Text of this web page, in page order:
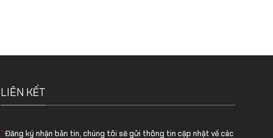
LIÊN KẾT
*Đăng ký nhận bản tin, chúng tôi sẽ gửi thông tin cập nhật về các